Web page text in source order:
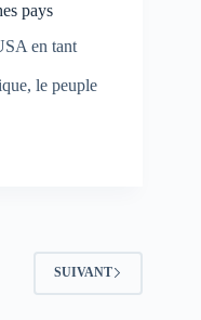
pays
en tant
le peuple
SUIVANT